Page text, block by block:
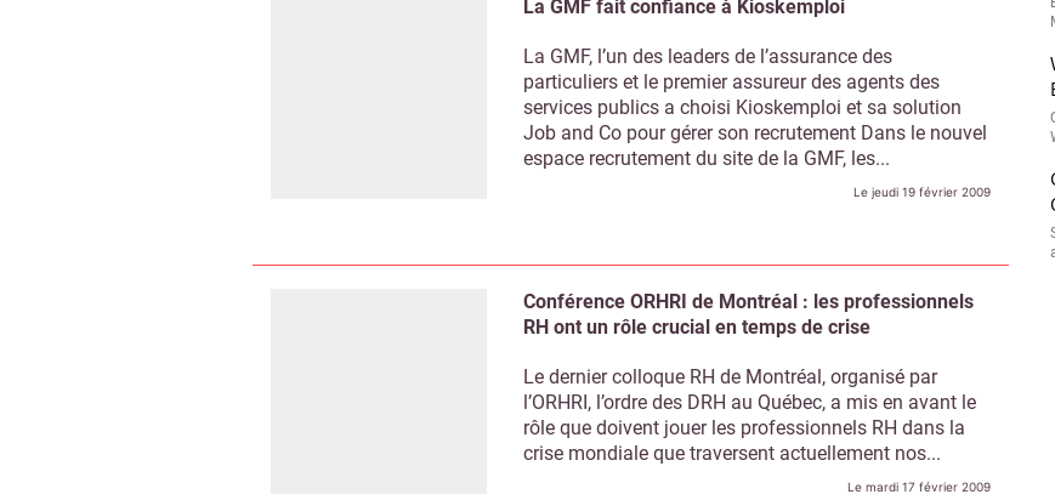
La GMF fait confiance à Kioskemploi
La GMF, l’un des leaders de l’assurance des
particuliers et le premier assureur des agents des
services publics a choisi Kioskemploi et sa solution
Job and Co pour gérer son recrutement Dans le nouvel
espace recrutement du site de la GMF, les...
Le jeudi 19 février 2009
Conférence ORHRI de Montréal : les professionnels
RH ont un rôle crucial en temps de crise
Le dernier colloque RH de Montréal, organisé par
l’ORHRI, l’ordre des DRH au Québec, a mis en avant le
rôle que doivent jouer les professionnels RH dans la
crise mondiale que traversent actuellement nos...
Le mardi 17 février 2009